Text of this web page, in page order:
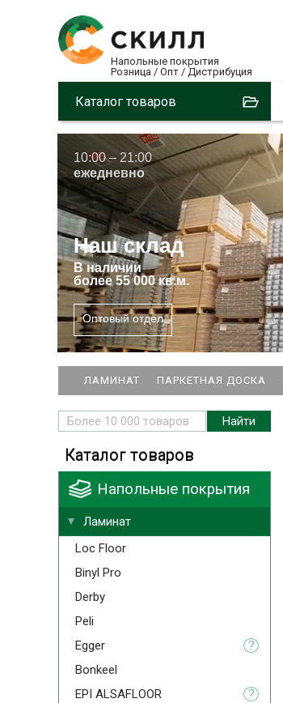
Напольные покрытия
Розница / Опт / Дистрибуция
Каталог товаров
10:00 – 21:00
ежедневно
Наш склад
Вналичии
более 55 000 кв.м.
Оптовый отдел
ЛАМИНАТ ПАРКЕТНАЯ ДОСКА
Каталог товаров
Напольные покрытия
Ламинат
Loc Floor
Binyl Pro
Derby
Peli
Egger
?
Bonkeel
EPI ALSAFLOOR
?